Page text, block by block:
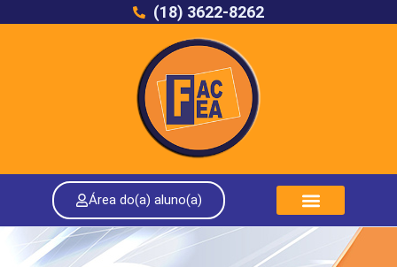
(18) 3622-8262
Área do(a) aluno(a)